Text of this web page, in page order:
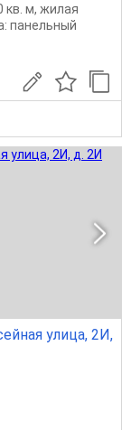
кв. м, жилая
панельный
улица, 2И,